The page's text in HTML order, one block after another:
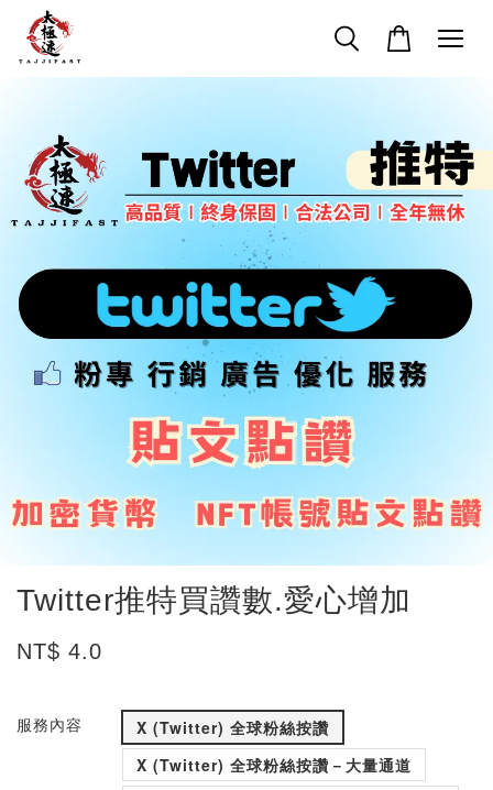
Twitter推特買讚數.愛心增加
NT$ 4.0
服務內容
X (Twitter) 全球粉絲按讚
X (Twitter) 全球粉絲按讚－大量通道